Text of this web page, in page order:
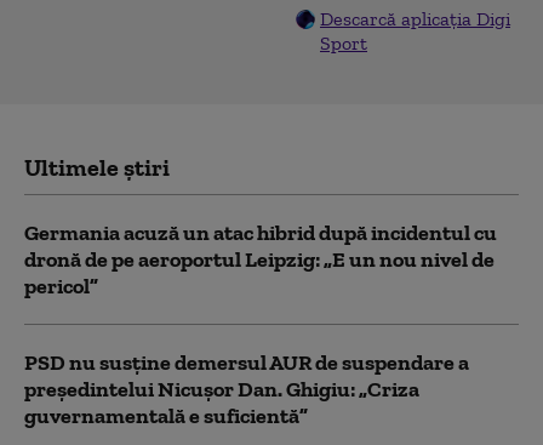
Descarcă aplicația Digi
Sport
Ultimele știri
Germania acuză un atac hibrid după incidentul cu
dronă de pe aeroportul Leipzig: „E un nou nivel de
pericol”
PSD nu susține demersul AUR de suspendare a
președintelui Nicușor Dan. Ghigiu: „Criza
guvernamentală e suficientă”